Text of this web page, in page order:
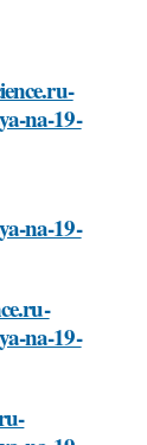
na-19-
na-19-
na-19-